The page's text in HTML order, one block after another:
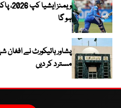
ہو گا
پشاور ہائیکورٹ نے
مسترد کر دیں